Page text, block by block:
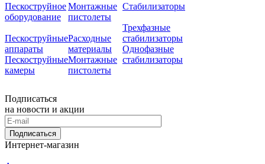
Пескоструйное
оборудование
Пескоструйные
аппараты
Пескоструйные
камеры
Монтажные
пистолеты
Расходные
материалы
Монтажные
пистолеты
Стабилизаторы
Трехфазные
стабилизаторы
Однофазные
стабилизаторы
Подписаться
на новости и акции
Подписаться
Интернет-магазин